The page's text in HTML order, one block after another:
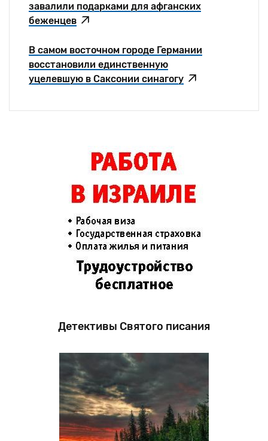
завалили подарками для афганских
беженцев
В самом восточном городе Германии
восстановили единственную
уцелевшую в Саксонии синагогу
Детективы Святого писания